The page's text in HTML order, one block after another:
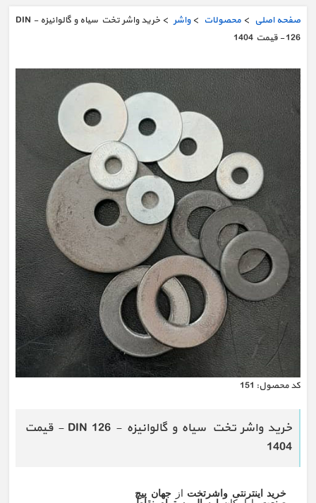
صفحه اصلی > محصولات >واشر
> خرید واشر تخت سیاه و گالوانیزه - DIN
126 - قیمت 1404
كد محصول: 151
خرید واشر تخت سیاه و گالوانیزه - DIN 126 - قیمت
1404
خرید اینترنتی واشرتخت از
جهان پیچ